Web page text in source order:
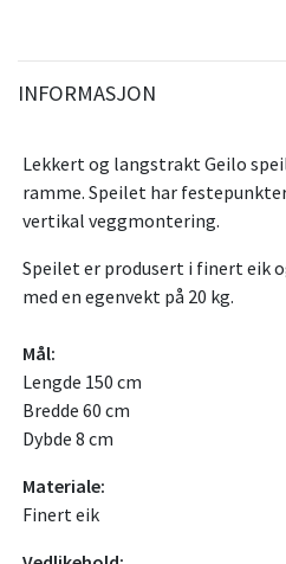
INFORMASJON
Lekkert og langstrakt Geilo speil
ramme. Speilet har
vertikal veggmontering.
Speilet er produsert i finert eik
med en egenvekt på 20 kg.
Mål:
Lengde 150 cm
Bredde 60 cm
Dybde 8 cm
Materiale:
Finert eik